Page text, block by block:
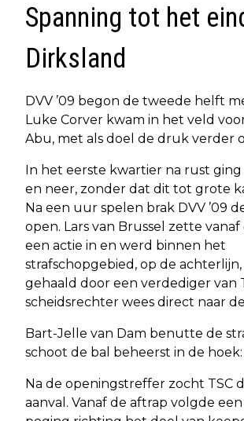
Spanning tot het
Dirksland
DVV ’09 begon de tweede helft
Luke Corver kwam in het veld
Abu, met als doel de druk verder
In het eerste kwartier na rust
en neer, zonder dat dit tot grote
Na een uur spelen brak DVV ’09
open. Lars van Brussel zette
een actie in en werd binnen het
strafschopgebied, op de
gehaald door een verdediger van
scheidsrechter wees direct naar
Bart-Jelle van Dam benutte de
schoot de bal beheerst in de hoek:
Na de openingstreffer zocht TSC
aanval. Vanaf de aftrap volgde